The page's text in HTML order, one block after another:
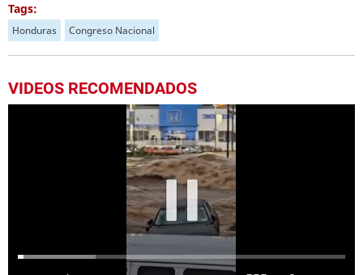
Tags:
Honduras Congreso Nacional
VIDEOS RECOMENDADOS